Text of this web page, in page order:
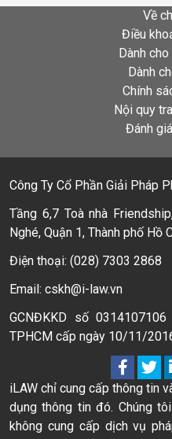
Về
Điều
Dành
Dành
Chính
Nội quy
Đánh
Công Ty Cổ Phần Giải Pháp
Tầng 6,7 Toà nhà
Nghé, Quận 1, Thành phố Hồ
Điện thoại: (028) 7303 2868
Email: cskh@i-law.vn
GCNĐKKD số
TPHCM cấp ngày 10/11/
iLAW chỉ cung cấp thông tin
dụng thông tin đó. Chúng
không cung cấp dịch vụ